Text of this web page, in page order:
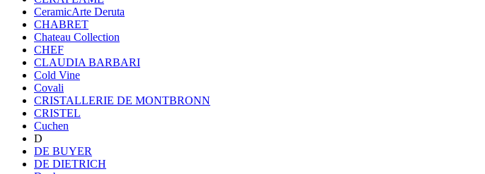
CeramicArte Deruta
CHABRET
Chateau Collection
CHEF
CLAUDIA BARBARI
Cold Vine
Covali
CRISTALLERIE DE MONTBRONN
CRISTEL
Cuchen
D
DE BUYER
DE DIETRICH